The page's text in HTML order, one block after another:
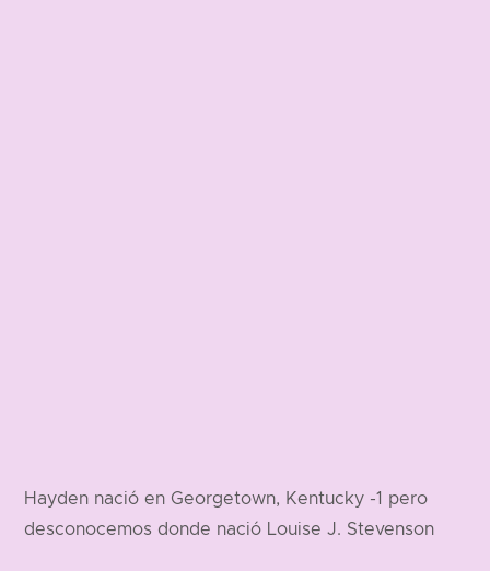
Hayden nació en Georgetown, Kentucky -1 pero
desconocemos donde nació Louise J. Stevenson